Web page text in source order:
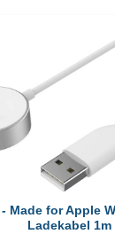
Made for Apple
Ladekabel 1m